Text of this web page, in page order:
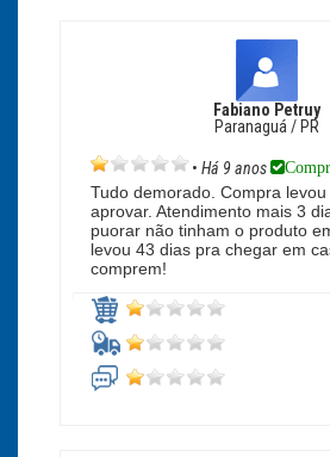
Fabiano Petruy
Paranaguá / PR
• Há 9 anos
Tudo demorado. Compra
aprovar. Atendimento mais 3
puorar não tinham o produto
levou 43 dias pra chegar em
comprem!